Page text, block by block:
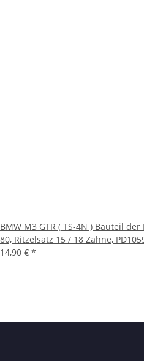
BMW M3 GTR ( TS-4N ) Bauteil
80, Ritzelsatz 15 / 18 Zähne,
14,90 € *